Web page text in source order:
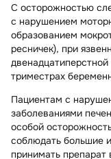
С осторожностью
с нарушением
образованием
ресничек), при
триместрах
Пациентам с
заболеваниями
особой
соблюдать большие
принимать